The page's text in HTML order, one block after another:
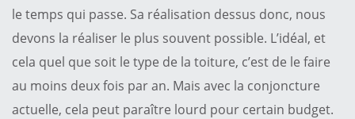
le temps qui passe. Sa réalisation dessus donc, nous
devons la réaliser le plus souvent possible. L’idéal, et
cela quel que soit le type de la toiture, c’est de le faire
au moins deux fois par an. Mais avec la conjoncture
actuelle, cela peut paraître lourd pour certain budget.